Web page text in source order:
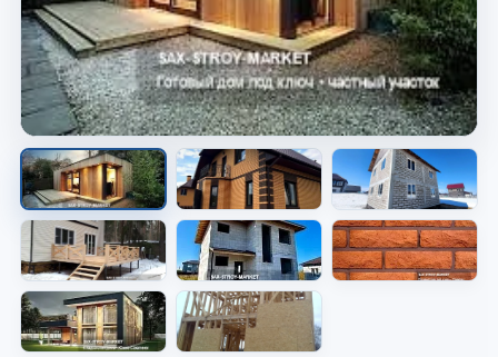
Дом на участке
Видно общий результат строительства и
посадку дома.